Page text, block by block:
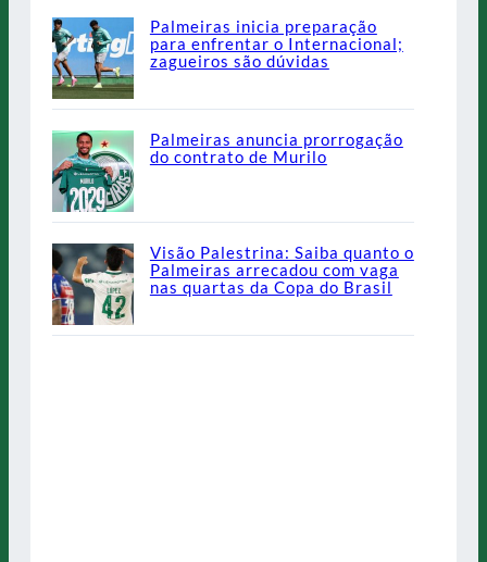
Palmeiras inicia preparação
para enfrentar o Internacional;
zagueiros são dúvidas
Palmeiras anuncia prorrogação
do contrato de Murilo
Visão Palestrina: Saiba quanto o
Palmeiras arrecadou com vaga
nas quartas da Copa do Brasil